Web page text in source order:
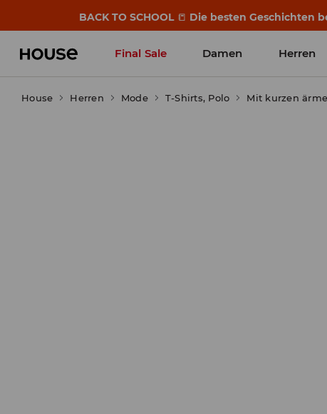
BACK TO SCHOOL 📒 Die besten Geschichten
Final Sale Damen Herren
House Herren Mode T-Shirts, Polo Mit kurzen